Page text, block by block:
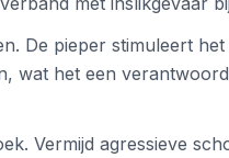
De pieper stimuleert
wat het een
Vermijd agressieve